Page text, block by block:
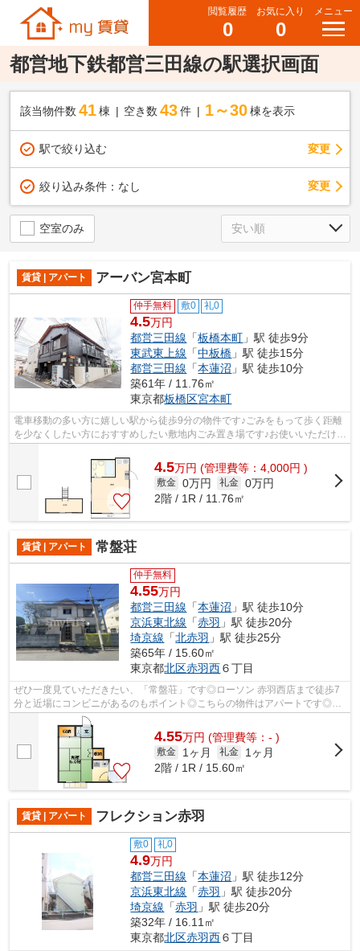
閲覧履歴
0
お気に入り
0
メニュー
都営地下鉄都営三田線の駅選択画面
該当物件数 41棟 空き数 43 件 1～30 棟を表示
駅で絞り込む 変更
絞り込み条件： なし 変更
空室のみ
賃貸 | アパート アーバン宮本町
仲手無料 敷0 礼0
4.5万円
都営三田線 「板橋本町 」駅 徒歩9分
東武東上線 「中板橋 」駅 徒歩15分
都営三田線 「本蓮沼 」駅 徒歩10分
築61年 / 11.76㎡
東京都板橋区宮本町
電車移動の多い方に嬉しい駅から徒歩9分の物件です♪ごみをもって歩く距離
を少なくしたい方におすすめしたい敷地内ごみ置き場です♪お使いいただける
4.5万円 (管理費等：4,000円 )
敷金 0万円 礼金 0万円
2階 / 1R / 11.76㎡
賃貸 | アパート 常盤荘
仲手無料
4.55万円
都営三田線 「本蓮沼 」駅 徒歩10分
京浜東北線 「赤羽 」駅 徒歩20分
埼京線 「北赤羽 」駅 徒歩25分
築65年 / 15.60㎡
東京都北区赤羽西６丁目
ぜひ一度見ていただきたい、「常盤荘」です◎ローソン 赤羽西店まで徒歩7
分と近場にコンビニがあるのもポイント◎こちらの物件はアパートです◎ア
クセスの良い徒歩10分の物件です◎通風シ...
4.55万円 (管理費等：- )
敷金 1ヶ月 礼金
1ヶ月
2階 / 1R / 15.60㎡
賃貸 | アパート フレクション赤羽
敷0 礼0
4.9万円
都営三田線 「本蓮沼 」駅 徒歩12分
京浜東北線 「赤羽 」駅 徒歩20分
埼京線 「赤羽 」駅 徒歩20分
築32年 / 16.11㎡
東京都北区赤羽西６丁目